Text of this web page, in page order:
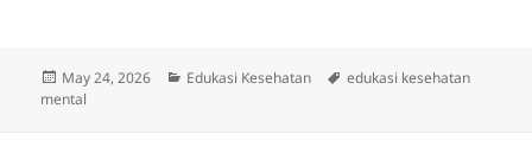
Posted
on
May 24, 2026 Categories
Edukasi Kesehatan Tags
edukasi kesehatan
mental